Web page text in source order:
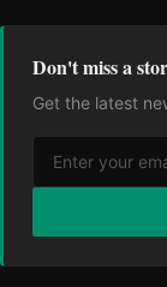
Don't miss a
Get the latest